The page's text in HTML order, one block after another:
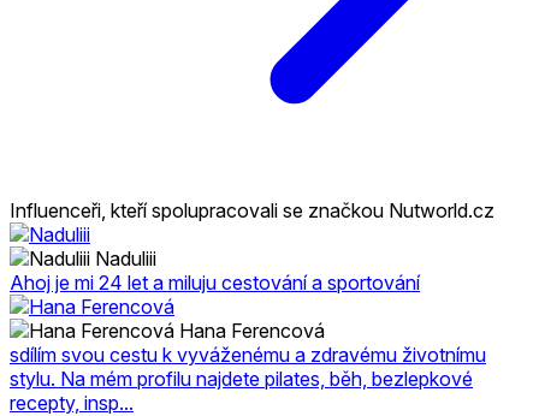
Influenceři, kteří spolupracovali se značkou Nutworld.cz
Naduliii
Ahoj je mi 24 let a miluju cestování a sportování
Hana Ferencová
sdílím svou cestu k vyváženému a zdravému životnímu
stylu. Na mém profilu najdete pilates, běh, bezlepkové
recepty, insp...